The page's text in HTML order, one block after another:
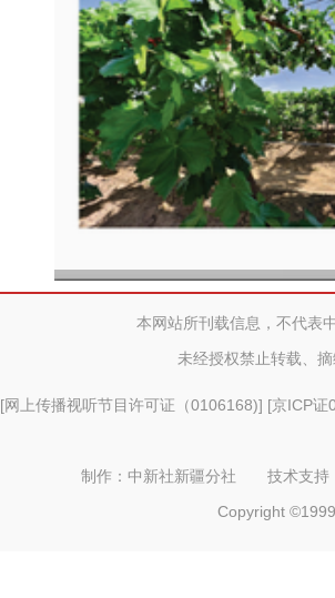
本网站所刊载信息，不代表
未经授权禁止转载、
[网上传播视听节目许可证（0106168)] [京ICP证
制作：中新社新疆分社 技术支
Copyright